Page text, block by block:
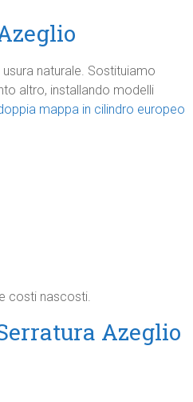
naturale. Sostituiamo
altro, installando modelli
mappa in cilindro europeo
costi nascosti.
Azeglio